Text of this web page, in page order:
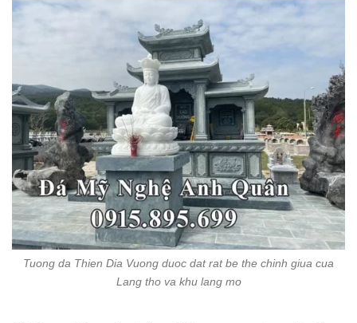
Tuong da Thien Dia Vuong duoc dat rat be the chinh giua cua
Lang tho va khu lang mo